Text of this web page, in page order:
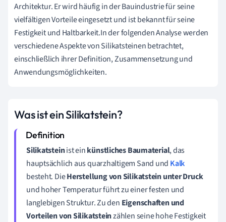
Architektur. Er wird häufig in der Bauindustrie für seine
vielfältigen Vorteile eingesetzt und ist bekannt für seine
Festigkeit und Haltbarkeit.In der folgenden Analyse werden
verschiedene Aspekte von Silikatsteinen betrachtet,
einschließlich ihrer Definition, Zusammensetzung und
Anwendungsmöglichkeiten.
Was ist ein Silikatstein?
Silikatsteinist einkünstliches Baumaterial, das
hauptsächlich aus quarzhaltigem Sand und Kalk
besteht. DieHerstellung von Silikatstein unter Druck
und hoher Temperatur führt zu einer festen und
langlebigen Struktur. Zu den Eigenschaften und
Vorteilen von Silikatsteinzählen seine hohe Festigkeit